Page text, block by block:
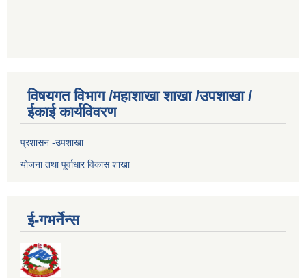
विषयगत विभाग /महाशाखा शाखा /उपशाखा /
ईकाई कार्यविवरण
प्रशासन -उपशाखा
योजना तथा पूर्वाधार विकास शाखा
ई-गभर्नेन्स